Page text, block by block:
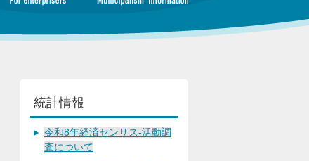
統計情報
令和8年経済センサス-活動調
査について